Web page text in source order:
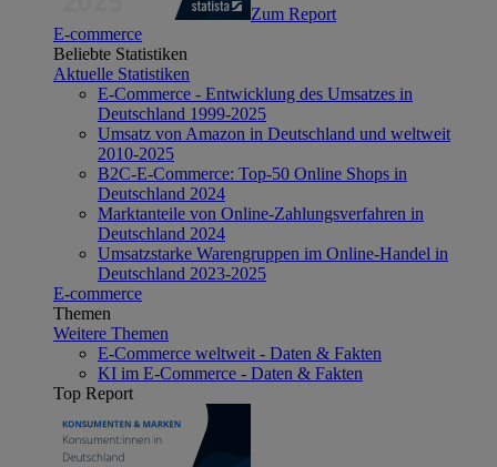
Zum Report
E-commerce
Beliebte Statistiken
Aktuelle Statistiken
E-Commerce - Entwicklung des Umsatzes in
Deutschland 1999-2025
Umsatz von Amazon in Deutschland und weltweit
2010-2025
B2C-E-Commerce: Top-50 Online Shops in
Deutschland 2024
Marktanteile von Online-Zahlungsverfahren in
Deutschland 2024
Umsatzstarke Warengruppen im Online-Handel in
Deutschland 2023-2025
E-commerce
Themen
Weitere Themen
E-Commerce weltweit - Daten & Fakten
KI im E-Commerce - Daten & Fakten
Top Report